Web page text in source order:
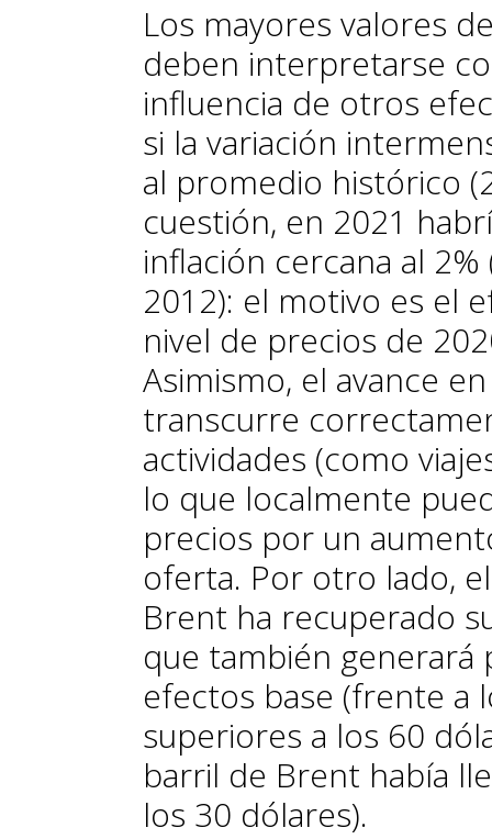
Los mayores valores
de­­ben interpretarse
influencia de otros
si la variación
al promedio histórico
cuestión, en 2021
inflación cercana al
2012): el motivo es el
nivel de precios de
Asimismo, el avance
transcurre
actividades (como
lo que localmente
precios por un
oferta. Por otro lado,
Brent ha recuperado
que también generará
efectos base (frente a
superiores a los 60
barril de Brent había
los 30 dólares).